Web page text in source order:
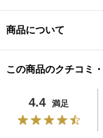
商品について
この商品のクチコミ
4.4 満足